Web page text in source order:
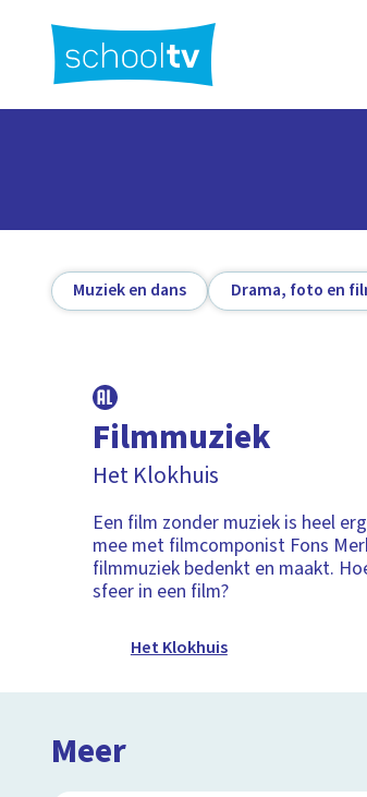
hoofdinhoud
Muziek en dans Drama, foto en
Filmmuziek
Het Klokhuis
Een film zonder muziek is heel
mee met filmcomponist Fons
filmmuziek bedenkt en maakt.
sfeer in een film?
Het Klokhuis
Meer